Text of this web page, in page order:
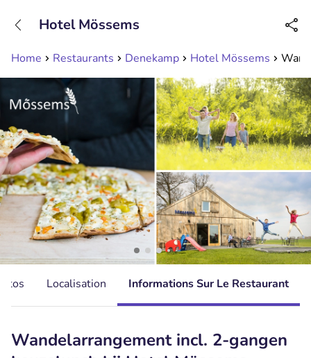
Disponible jusqu'à 23:00 heures
Home Restaurants Denekamp Hotel Mössems
Hotel Mössems
Localisation Informations Sur Le Restaurant
Wandelarrangement incl. 2-gangen